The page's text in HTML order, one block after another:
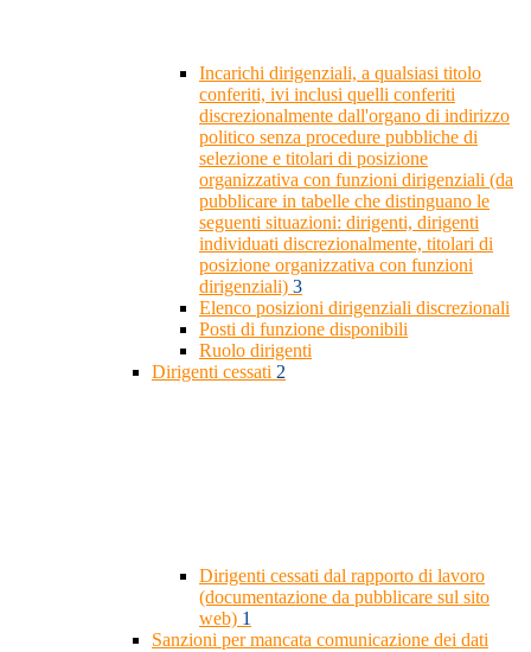
Incarichi dirigenziali, a qualsiasi titolo
conferiti, ivi inclusi quelli conferiti
discrezionalmente dall'organo di indirizzo
politico senza procedure pubbliche di
selezione e titolari di posizione
organizzativa con funzioni dirigenziali (da
pubblicare in tabelle che distinguano le
seguenti situazioni: dirigenti, dirigenti
individuati discrezionalmente, titolari di
posizione organizzativa con funzioni
dirigenziali) 3
Elenco posizioni dirigenziali discrezionali
Posti di funzione disponibili
Ruolo dirigenti
Dirigenti cessati 2
Dirigenti cessati dal rapporto di lavoro
(documentazione da pubblicare sul sito
web) 1
Sanzioni per mancata comunicazione dei dati